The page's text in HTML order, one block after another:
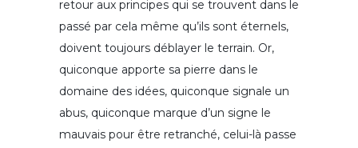
retour aux principes qui se trouvent dans le
passé par cela même qu’ils sont éternels,
doivent toujours déblayer le terrain. Or,
quiconque apporte sa pierre dans le
domaine des idées, quiconque signale un
abus, quiconque marque d’un signe le
mauvais pour être retranché, celui-là passe